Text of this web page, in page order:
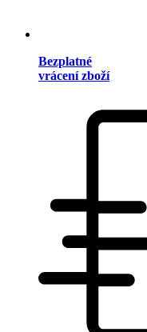
Bezplatné
vrácení zboží